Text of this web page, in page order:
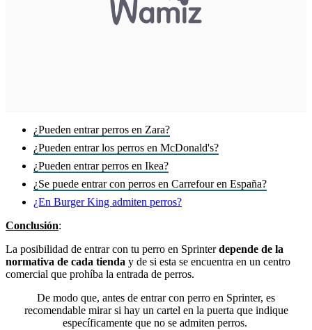
¿Pueden entrar perros en Zara?
¿Pueden entrar los perros en McDonald's?
¿Pueden entrar perros en Ikea?
¿Se puede entrar con perros en Carrefour en España?
¿En Burger King admiten perros?
Conclusión:
La posibilidad de entrar con tu perro en Sprinterdepende de la
normativa de cada tienda y de si esta se encuentra en un centro
comercial que prohíba la entrada de perros.
De modo que, antes de entrar con perro en Sprinter, es
recomendable mirar si hay un cartel en la puerta que indique
específicamente que no se admiten perros.